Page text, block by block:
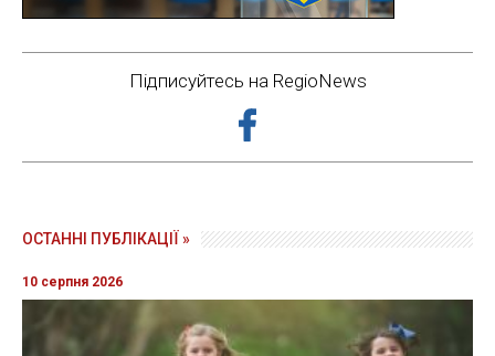
Підписуйтесь на RegioNews
ОСТАННІ ПУБЛІКАЦІЇ »
10 серпня 2026